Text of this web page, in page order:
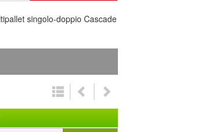
singolo-doppio Cascade